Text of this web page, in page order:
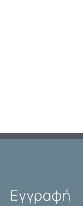
Εγγραφή